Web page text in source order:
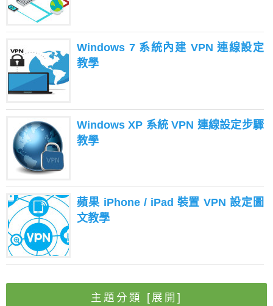
Windows 7 系統內建 VPN 連線設定
教學
Windows XP 系統 VPN 連線設定步驟
教學
蘋果 iPhone / iPad 裝置 VPN 設定圖
文教學
主題分類 [展開]